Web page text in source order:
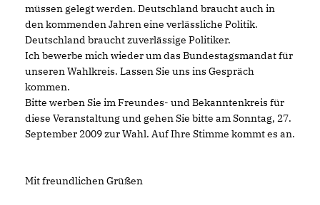
müssen gelegt werden. Deutschland braucht auch in
den kommenden Jahren eine verlässliche Politik.
Deutschland braucht zuverlässige Politiker.
Ich bewerbe mich wieder um das Bundestagsmandat für
unseren Wahlkreis. Lassen Sie uns ins Gespräch
kommen.
Bitte werben Sie im Freundes- und Bekanntenkreis für
diese Veranstaltung und gehen Sie bitte am Sonntag, 27.
September 2009 zur Wahl. Auf Ihre Stimme kommt es an.
Mit freundlichen Grüßen